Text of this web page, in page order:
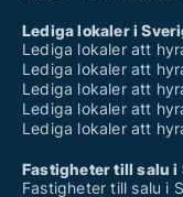
Lediga lokaler i
Lediga lokaler att
Lediga lokaler att
Lediga lokaler att
Lediga lokaler att
Lediga lokaler att
Fastigheter till salu i
Fastigheter till salu i